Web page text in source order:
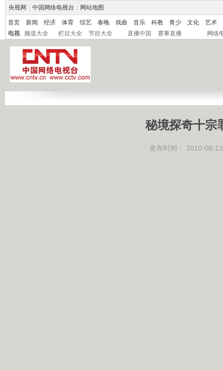
央视网 中国网络电视台 网站地图
首页 新闻 经济 体育 综艺 春晚 戏曲 音乐 科教 青少 文化
艺术
电视
频道大全 栏目大全 节目大全 直播中国 赛事直播 网络
秘境探奇十宗
发布时间： 2010-08-